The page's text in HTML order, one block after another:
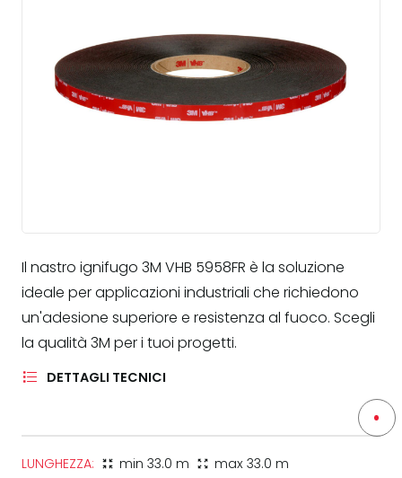
Il nastro ignifugo 3M VHB 5958FR è la soluzione
ideale per applicazioni industriali che richiedono
un'adesione superiore e resistenza al fuoco. Scegli
la qualità 3M per i tuoi progetti.
DETTAGLI TECNICI
LUNGHEZZA: zoom_in_map min 33.0 m zoom_out_map max 33.0 m